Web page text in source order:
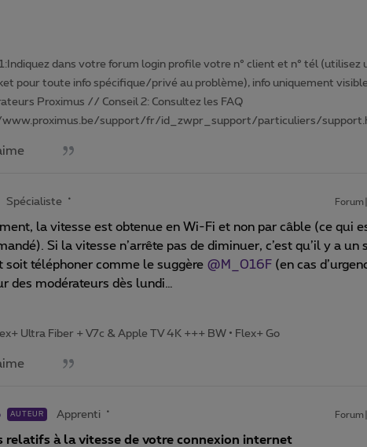
dans votre forum login profile votre n° client et n° tél (utilisez
pour toute info spécifique/privé au problème), info uniquement
Proximus // Conseil 2: Consultez les FAQ
support/fr/id_zwpr_support/particuliers/
Spécialiste
la vitesse est obtenue en Wi-Fi et non par câble (ce qui
Si la vitesse n’arrête pas de diminuer, c’est qu’il y a un
soit téléphoner comme le suggère @M_016F (en cas
des modérateurs dès lundi…
Ultra Fiber + V7c & Apple TV 4K +++ BW • Flex+ Go
AUTEUR Apprenti
relatifs à la vitesse de votre connexion internet